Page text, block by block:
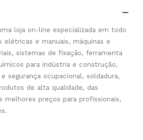

loja on-line especializada em todo
elétricas e manuais, máquinas e
sistemas de fixação, ferramenta
para indústria e construção,
segurança ocupacional, soldadura,
de alta qualidade, das
melhores preços para profissionais,